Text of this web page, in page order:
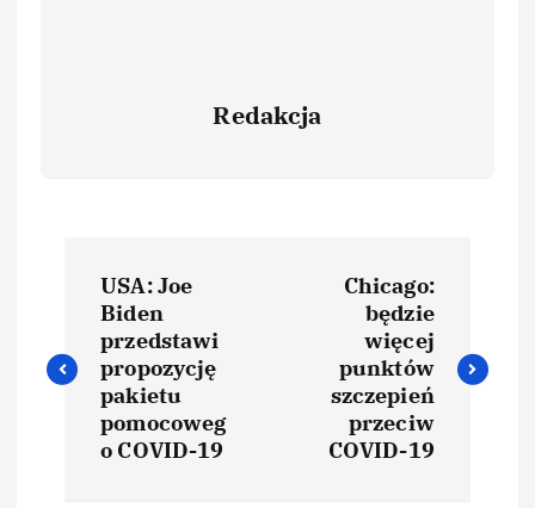
Redakcja
USA: Joe
Biden
przedstawi
propozycję
pakietu
pomocoweg
o COVID-19
Chicago:
będzie
więcej
punktów
szczepień
przeciw
COVID-19